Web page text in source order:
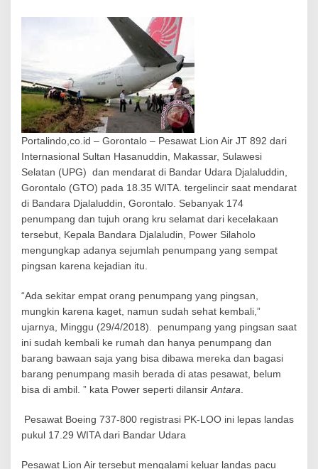
g
n
c
i
r
d
i
G
o
n
t
a
o
4
e
n
u
m
p
a
n
g
p
n
g
a
Portalindo,co.id – Gorontalo – Pesawat Lion Air JT 892 dari
Internasional Sultan Hasanuddin, Makassar, Sulawesi
Selatan (UPG) dan mendarat di Bandar Udara Djalaluddin,
Gorontalo (GTO) pada 18.35 WITA. tergelincir saat mendarat
di Bandara Djalaluddin, Gorontalo. Sebanyak 174
penumpang dan tujuh orang kru selamat dari kecelakaan
tersebut, Kepala Bandara Djalaludin, Power Silaholo
mengungkap adanya sejumlah penumpang yang sempat
pingsan karena kejadian itu.
“Ada sekitar empat orang penumpang yang pingsan,
mungkin karena kaget, namun sudah sehat kembali,”
ujarnya, Minggu (29/4/2018). penumpang yang pingsan saat
ini sudah kembali ke rumah dan hanya penumpang dan
barang bawaan saja yang bisa dibawa mereka dan bagasi
barang penumpang masih berada di atas pesawat, belum
bisa di ambil. ” kata Power seperti dilansir Antara
Pesawat Boeing 737-800 registrasi PK-LOO ini lepas landas
pukul 17.29 WITA dari Bandar Udara
Pesawat Lion Air tersebut mengalami keluar landas pacu